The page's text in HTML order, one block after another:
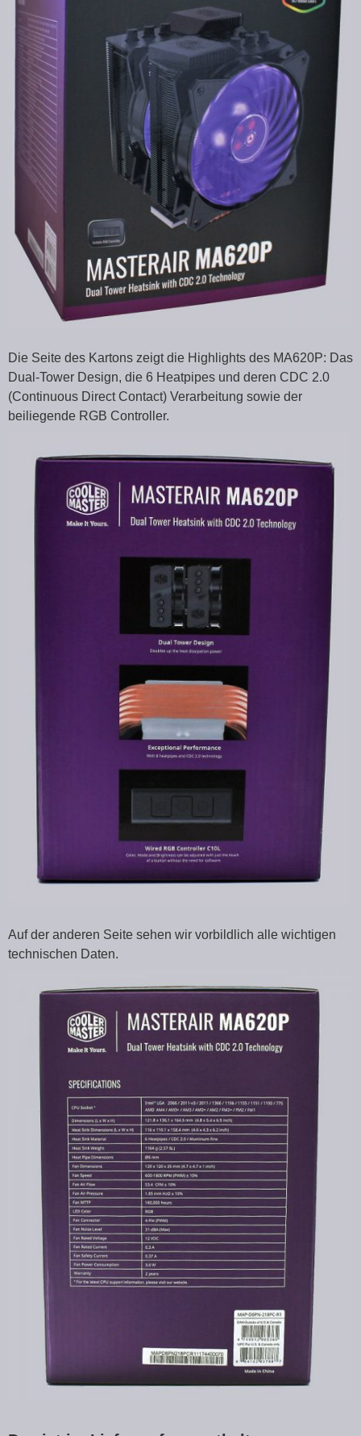
Die Seite des Kartons zeigt die Highlights des MA620P: Das
Dual-Tower Design, die 6 Heatpipes und deren CDC 2.0
(Continuous Direct Contact) Verarbeitung sowie der
beiliegende RGB Controller.
Auf der anderen Seite sehen wir vorbildlich alle wichtigen
technischen Daten.